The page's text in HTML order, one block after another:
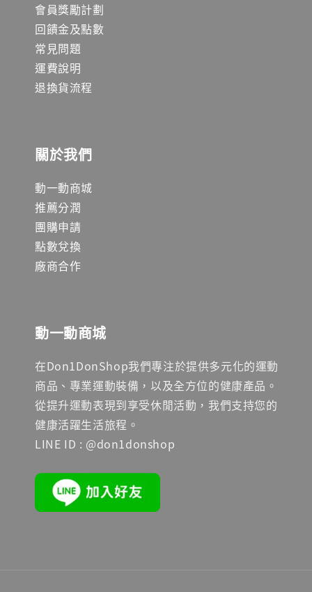
會員獎勵計劃
回饋金及點數
常見問題
運費說明
退換貨流程
關於我們
動一動商城
推薦分潤
團購申請
點數兌換
廠商合作
動一動商城
在Don1DonShop我們專注於提供多元化的運動
商品、專業運動裝備，以及全方位的健康產品。
從提升運動表現到享受休閒活動，我們支持您的
健康活躍生活旅程。
LINE ID : @don1donshop